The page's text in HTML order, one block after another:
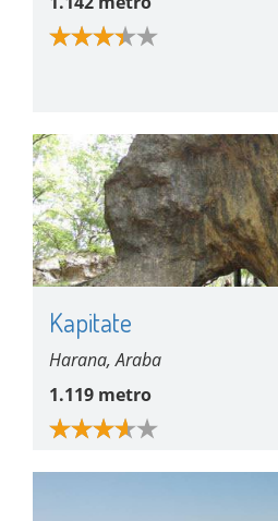
Kapitate
Harana, Araba
1.119 metro